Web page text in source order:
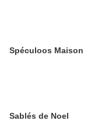
Spéculoos Maison
Sablés de Noel